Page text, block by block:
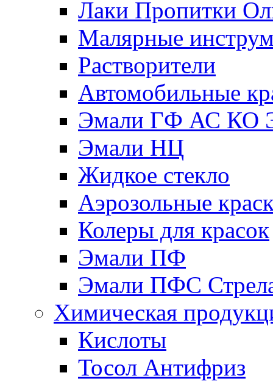
Лаки Пропитки
Малярные
Растворители
Автомобильные
Эмали ГФ АС КО
Эмали НЦ
Жидкое стекло
Аэрозольные
Колеры для красок
Эмали ПФ
Эмали ПФС
Химическая
Кислоты
Тосол Антифриз